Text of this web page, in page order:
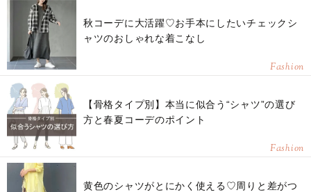
秋コーデに大活躍♡お手本にしたいチェックシ
ャツのおしゃれな着こなし
Fashion
【骨格タイプ別】本当に似合う“シャツ”の選び
方と春夏コーデのポイント
Fashion
黄色のシャツがとにかく使える♡周りと差がつ